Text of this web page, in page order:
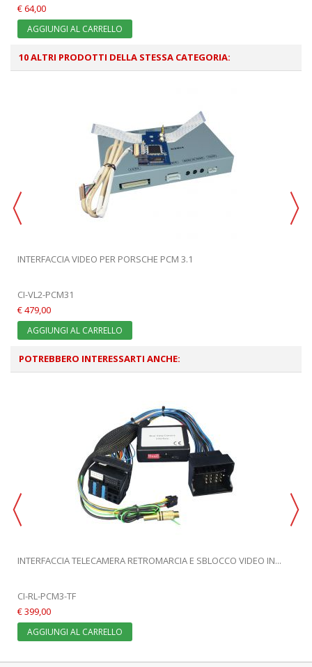
€ 64,00
AGGIUNGI AL CARRELLO
10 ALTRI PRODOTTI DELLA STESSA CATEGORIA:
INTERFACCIA VIDEO PER PORSCHE PCM 3.1
CI-VL2-PCM31
€ 479,00
AGGIUNGI AL CARRELLO
POTREBBERO INTERESSARTI ANCHE:
INTERFACCIA TELECAMERA RETROMARCIA E SBLOCCO VIDEO IN...
CI-RL-PCM3-TF
€ 399,00
AGGIUNGI AL CARRELLO